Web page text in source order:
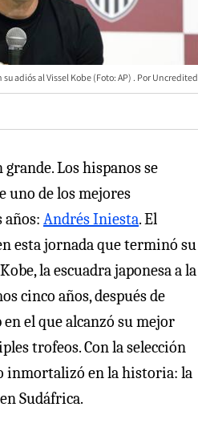
adiós al Vissel Kobe (Foto: AP) Uncredited
Los hispanos se
uno de los mejores
Andrés Iniesta. El
esta jornada que terminó su
la escuadra japonesa a la
cinco años, después de
el que alcanzó su mejor
trofeos. Con la selección
inmortalizó en la historia: la
Sudáfrica.